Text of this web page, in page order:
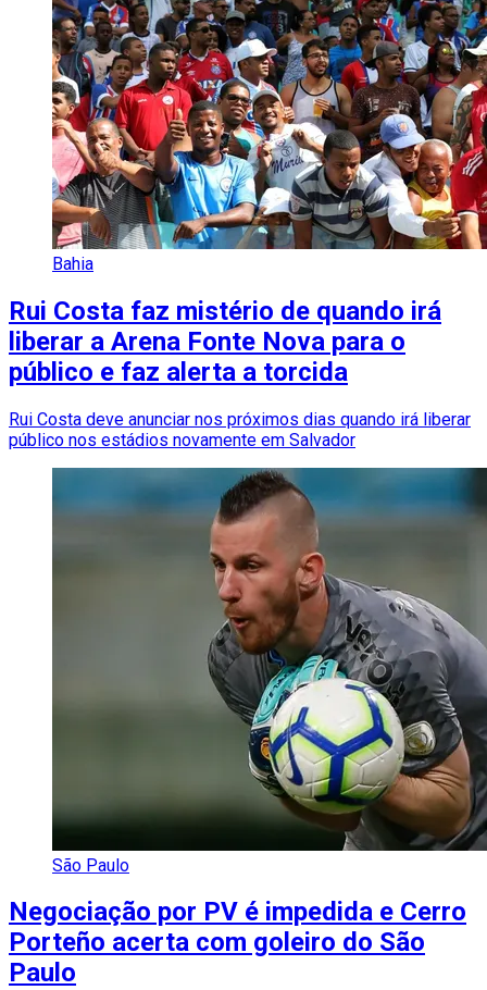
Bahia
Rui Costa faz mistério de quando irá
liberar a Arena Fonte Nova para o
público e faz alerta a torcida
Rui Costa deve anunciar nos próximos dias quando irá liberar
público nos estádios novamente em Salvador
São Paulo
Negociação por PV é impedida e Cerro
Porteño acerta com goleiro do São
Paulo